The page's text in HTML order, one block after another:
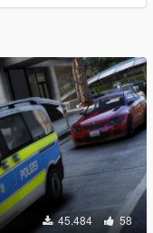
45.484 58